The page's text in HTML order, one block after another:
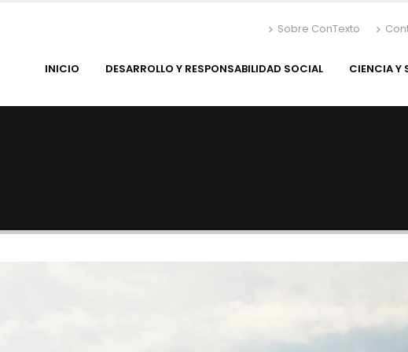
Sobre ConTexto
INICIO DESARROLLO Y RESPONSABILIDAD SOCIAL CIENCIA Y